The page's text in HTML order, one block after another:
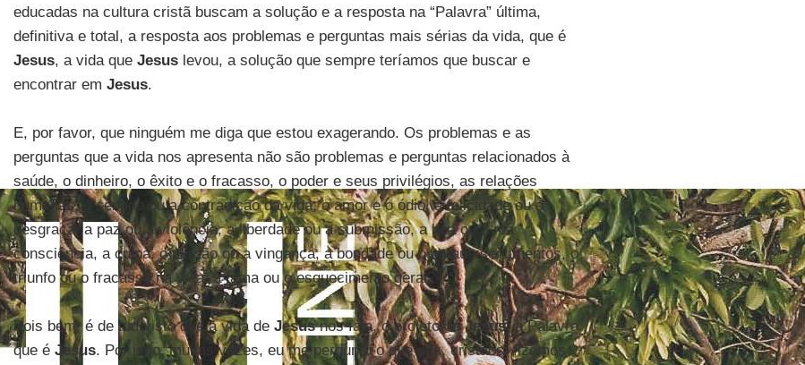
educadas na cultura cristã buscam a solução e a resposta na “Palavra” última,
definitiva e total, a resposta aos problemas e perguntas mais sérias da vida, que é
Jesus, a vida que Jesuslevou, a solução que sempre teríamos que buscar e
encontrar em Jesus.
E, por favor, que ninguém me diga que estou exagerando. Os problemas e as
perguntas que a vida nos apresenta não são problemas e perguntas relacionados à
saúde, o dinheiro, o êxito e o fracasso, o poder e seus privilégios, as relações
humanas, o sentido ou a contradição da vida, o amor e o ódio, a felicidade ou a
desgraça, a paz ou a violência, a liberdade ou a submissão, a boa ou a má
consciência, a culpa, o perdão ou a vingança, a bondade ou os maus sentimentos, o
triunfo ou o fracasso na vida, a fama ou o esquecimento geral?
Pois bem, é de tudo isto que a vida de Jesusnos fala, o projeto deJesus, a Palavra
que é Jesus. Por isso, muitas vezes, eu me pergunto o que nós, cristãos, fizemos